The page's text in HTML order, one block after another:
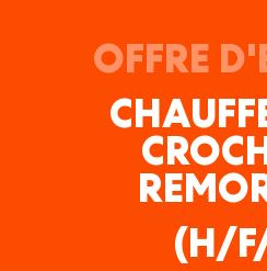
OFFRE
(H/